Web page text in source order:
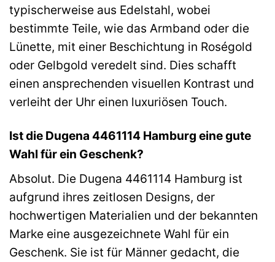
typischerweise aus Edelstahl, wobei
bestimmte Teile, wie das Armband oder die
Lünette, mit einer Beschichtung in Roségold
oder Gelbgold veredelt sind. Dies schafft
einen ansprechenden visuellen Kontrast und
verleiht der Uhr einen luxuriösen Touch.
Ist die Dugena 4461114 Hamburg eine gute
Wahl für ein Geschenk?
Absolut. Die Dugena 4461114 Hamburg ist
aufgrund ihres zeitlosen Designs, der
hochwertigen Materialien und der bekannten
Marke eine ausgezeichnete Wahl für ein
Geschenk. Sie ist für Männer gedacht, die